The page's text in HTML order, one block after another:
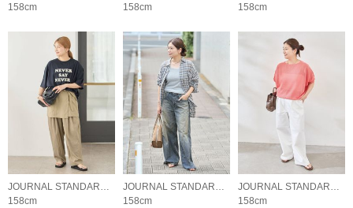
158cm
158cm
158cm
JOURNAL STANDARD LADYS
158cm
JOURNAL STANDARD LADYS
158cm
JOURNAL STANDARD LADYS
158cm